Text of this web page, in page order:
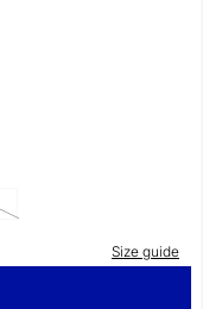
Size guide